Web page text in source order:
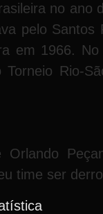
no ano
pelo
em 1966.
Rio-
time ser